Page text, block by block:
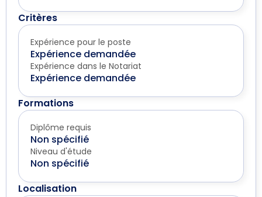
Critères
Expérience pour le poste
Expérience demandée
Expérience dans le Notariat
Expérience demandée
Formations
Diplôme requis
Non spécifié
Niveau d'étude
Non spécifié
Localisation